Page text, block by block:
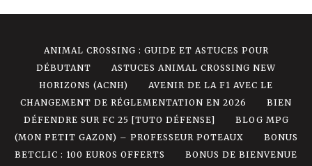
ANIMAL CROSSING : GUIDE ET ASTUCES POUR
DÉBUTANT
ASTUCES ANIMAL CROSSING NEW
HORIZONS (ACNH)
AVENIR DE LA F1 AVEC LE
CHANGEMENT DE RÉGLEMENTATION EN 2026
BIEN
DÉFENDRE SUR FC 25 [TUTO DÉFENSE]
BLOG MPG
(MON PETIT GAZON) – PROFESSEUR POTEAUX
BONUS
BETCLIC : 100 EUROS OFFERTS
BONUS DE BIENVENUE